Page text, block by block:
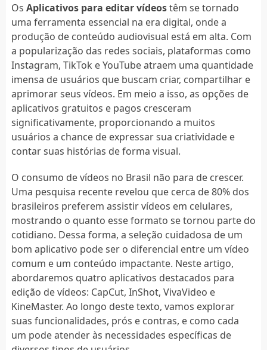
Os Aplicativos para editar vídeostêm se tornado
uma ferramenta essencial na era digital, onde a
produção de conteúdo audiovisual está em alta. Com
a popularização das redes sociais, plataformas como
Instagram, TikTok e YouTube atraem uma quantidade
imensa de usuários que buscam criar, compartilhar e
aprimorar seus vídeos. Em meio a isso, as opções de
aplicativos gratuitos e pagos cresceram
significativamente, proporcionando a muitos
usuários a chance de expressar sua criatividade e
contar suas histórias de forma visual.
O consumo de vídeos no Brasil não para de crescer.
Uma pesquisa recente revelou que cerca de 80% dos
brasileiros preferem assistir vídeos em celulares,
mostrando o quanto esse formato se tornou parte do
cotidiano. Dessa forma, a seleção cuidadosa de um
bom aplicativo pode ser o diferencial entre um vídeo
comum e um conteúdo impactante. Neste artigo,
abordaremos quatro aplicativos destacados para
edição de vídeos: CapCut, InShot, VivaVideo e
KineMaster. Ao longo deste texto, vamos explorar
suas funcionalidades, prós e contras, e como cada
um pode atender às necessidades específicas de